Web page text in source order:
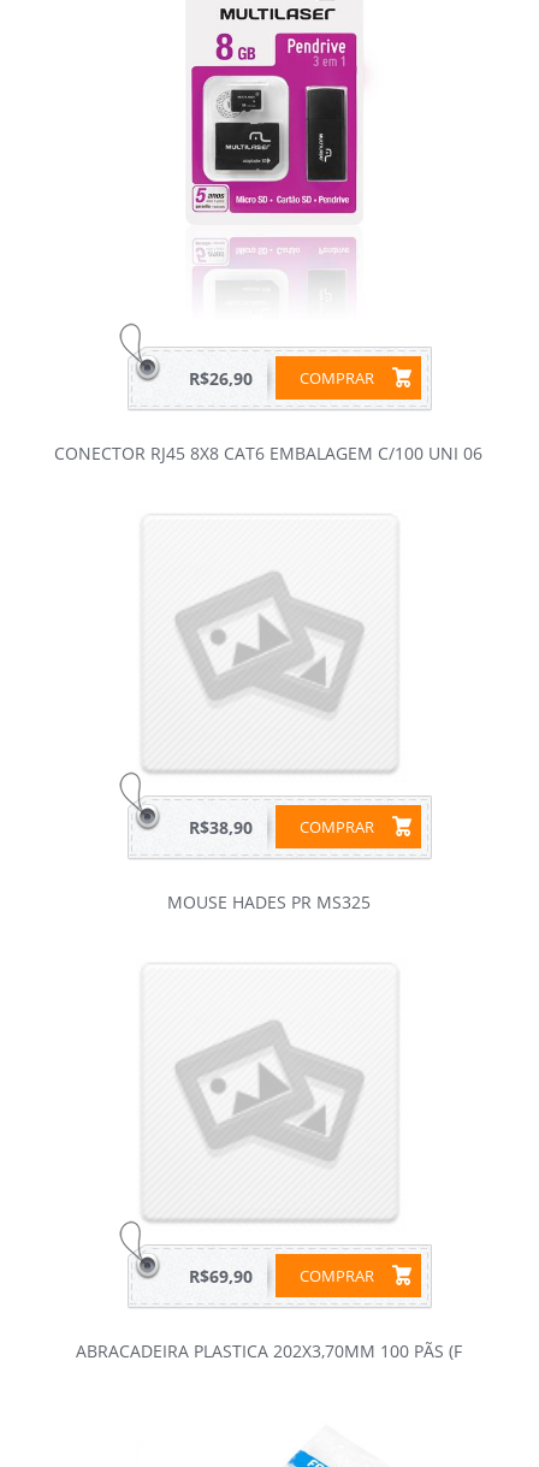
COMPRAR
R$26,90
CONECTOR RJ45 8X8 CAT6 EMBALAGEM C/100 UNI 06
COMPRAR
R$38,90
MOUSE HADES PR MS325
COMPRAR
R$69,90
ABRACADEIRA PLASTICA 202X3,70MM 100 PÃS (F